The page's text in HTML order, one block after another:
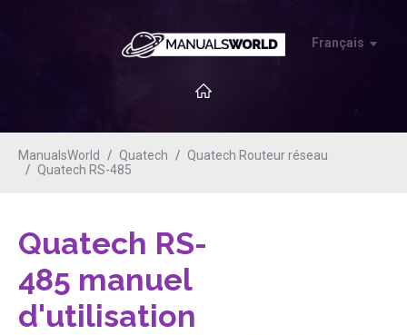
Français
ManualsWorld Quatech
Quatech Routeur réseau
Quatech RS-485
Quatech RS-
485 manuel
d'utilisation